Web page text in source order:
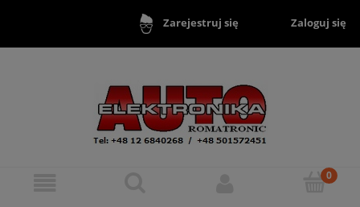
Zarejestruj się Zaloguj się